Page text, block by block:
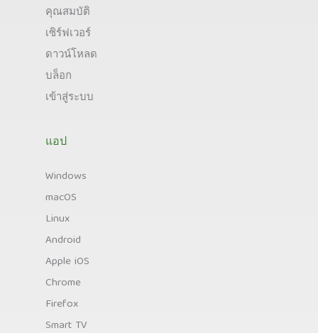
คุณสมบัติ
เซิร์ฟเวอร์
ดาวน์โหลด
บล็อก
เข้าสู่ระบบ
แอป
Windows
macOS
Linux
Android
Apple iOS
Chrome
Firefox
Smart TV